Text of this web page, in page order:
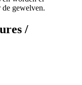
gewelven.
/